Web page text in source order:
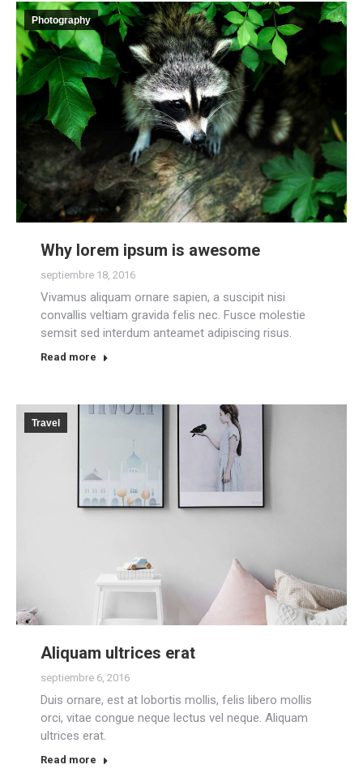
Photography
Why lorem ipsum is awesome
septiembre 18, 2016
Vivamus aliquam ornare sapien, a suscipit nisi
convallis veltiam gravida felis nec. Fusce molestie
semsit sed interdum anteamet adipiscing risus.
Read more
Travel
Aliquam ultrices erat
septiembre 6, 2016
Duis ornare, est at lobortis mollis, felis libero mollis
orci, vitae congue neque lectus vel neque. Aliquam
ultrices erat.
Read more